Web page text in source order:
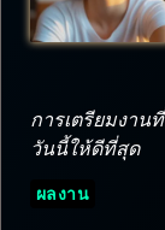
การเตรียมงา
วันนี้ให้ดีที่สุด
ผลงาน